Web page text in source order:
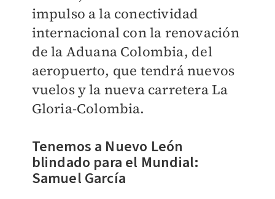
impulso a la conectividad
internacional con la renovación
de la Aduana Colombia, del
aeropuerto, que tendrá nuevos
vuelos y la nueva carretera La
Gloria-Colombia.
Tenemos a Nuevo León
blindado para el Mundial:
Samuel García